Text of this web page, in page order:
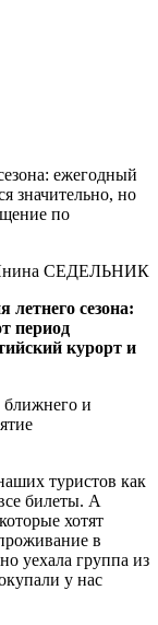
ежегодный
значительно, но
по
СЕДЕЛЬНИК
сезона:
период
курорт и
ближнего и
туристов как
билеты. А
хотят
в
уехала группа из
у нас